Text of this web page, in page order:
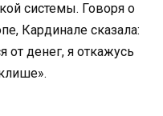
системы. Говоря о
Кардинале сказала:
от денег, я откажусь